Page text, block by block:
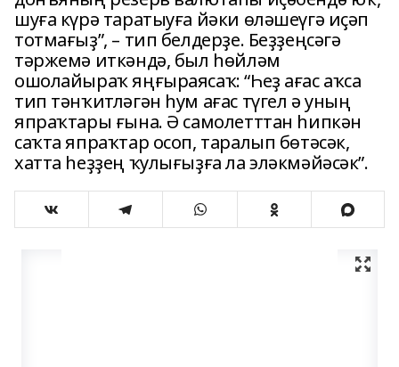
шуға күрә таратыуға йәки өләшеүгә иҫәп
тотмағыҙ”, – тип белдерҙе. Беҙҙеңсәгә
тәржемә иткәндә, был һөйләм
ошолайыраҡ яңғыраясаҡ: “Һеҙ ағас аҡса
тип тәнҡитләгән һум ағас түгел ә уның
япраҡтары ғына. Ә самолетттан һипкән
саҡта япраҡтар осоп, таралып бөтәсәк,
хатта һеҙҙең ҡулығыҙға ла эләкмәйәсәк”.